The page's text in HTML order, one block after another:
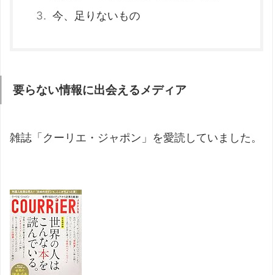
今、足りないもの
要らない情報に出会えるメディア
雑誌「クーリエ・ジャポン」を愛読していました。